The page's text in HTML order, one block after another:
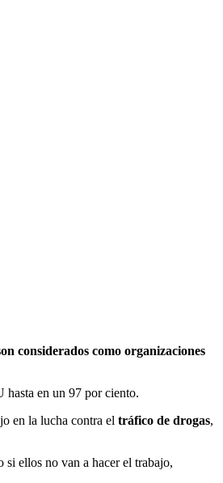
considerados como organizaciones
hasta en un 97 por ciento.
en la lucha contra el tráfico de drogas,
si ellos no van a hacer el trabajo,